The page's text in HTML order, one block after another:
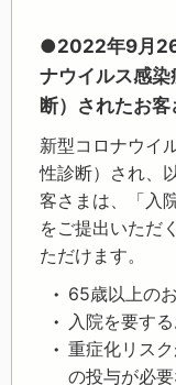
●2022年9月
ナウイルス感
断）されたお客
新型コロナウイ
性診断）され、
客さまは、「入
をご提出いただ
ただけます。
65歳以上の
入院を要す
重症化リス
の投与が必